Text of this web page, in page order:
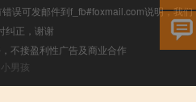
误可发邮件到f_fb#foxmail.com说明，我们
纠正，谢谢
不接盈利性广告及商业合作
小男孩